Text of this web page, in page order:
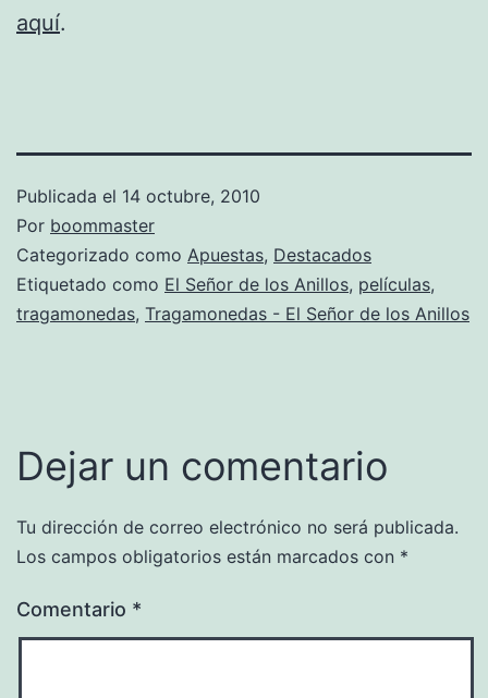
aquí.
Publicada el 14 octubre, 2010
Por boommaster
Categorizado como Apuestas, Destacados
Etiquetado como El Señor de los Anillos, películas,
tragamonedas, Tragamonedas - El Señor de los Anillos
Dejar un comentario
Tu dirección de correo electrónico no será publicada.
Los campos obligatorios están marcados con *
Comentario *